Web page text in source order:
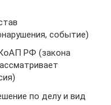
событие)
РФ (закона
по делу и вид